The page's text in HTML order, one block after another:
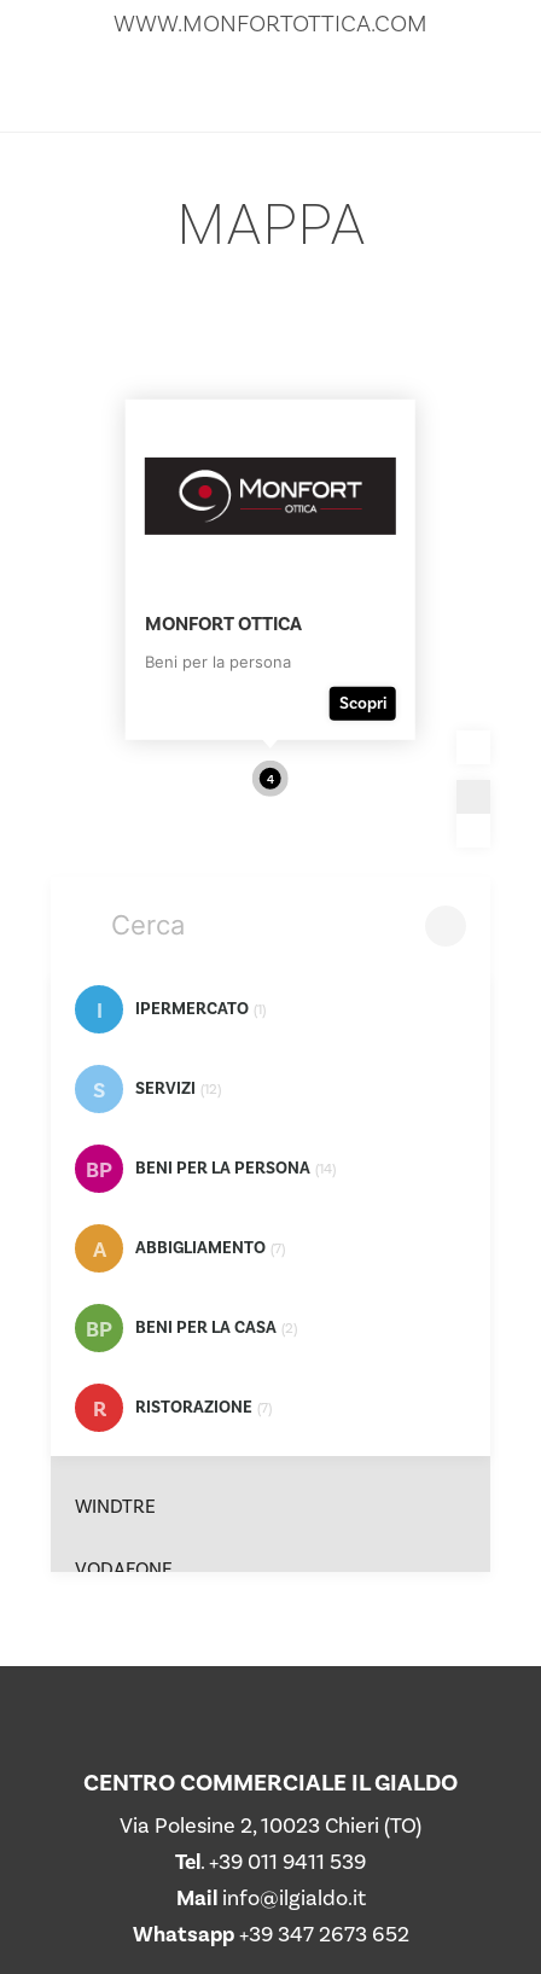
WWW.MONFORTOTTICA.COM
MAPPA
4
MONFORT OTTICA
Beni per la persona
Scopri
I IPERMERCATO (1)
S SERVIZI (12)
BP BENI PER LA PERSONA (14)
A ABBIGLIAMENTO (7)
BP BENI PER LA CASA (2)
R RISTORAZIONE (7)
FASTWEB
LA CASA DE LAS CARCASAS
SARNIORO
IPERCOOP
LAVASECCO
BANCA D'ALBA
WINDTRE
VODAFONE
TEZENIS
CENTRO COMMERCIALE IL GIALDO
Via Polesine 2, 10023 Chieri (TO)
Tel.+39 011 9411 539
Mail info@ilgialdo.it
Whatsapp +39 347 2673 652